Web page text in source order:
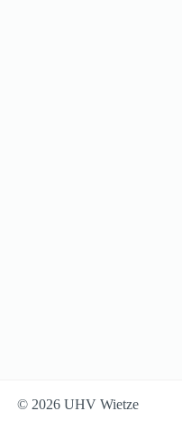
© 2026 UHV Wietze